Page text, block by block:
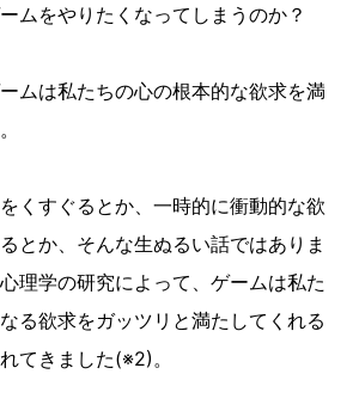
ムをやりたくなってしまうのか？
ムは私たちの心の根本的な欲求を満
くすぐるとか、一時的に衝動的な欲
とか、そんな生ぬるい話ではありま
理学の研究によって、ゲームは私た
る欲求をガッツリと満たしてくれる
てきました(※2)。